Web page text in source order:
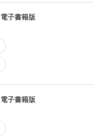
子書籍版
子書籍版